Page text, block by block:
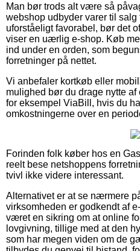
Man bør trods alt være så
webshop udbyder varer til salg
uforståeligt favorabel, bør det
viser en uærlig e-shop. Køb
ind under en orden, som
forretninger på nettet.
Vi anbefaler kortkøb eller
mulighed bør du drage nytte
for eksempel ViaBill, hvis du
omkostningerne over en
Forinden folk køber hos en
reelt bese netshoppens
tvivl ikke videre interessant.
Alternativet er at se nærmere
virksomheden er godkendt af
været en sikring om at online
lovgivning, tillige med at den
som har megen viden om de